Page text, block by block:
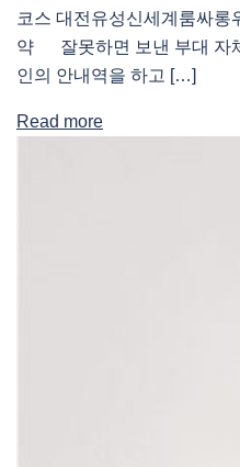
코스 대전유성신세계룸싸롱
약 잘못하면 보낸 부대 자
인의 안내역을 하고 […]
Read more